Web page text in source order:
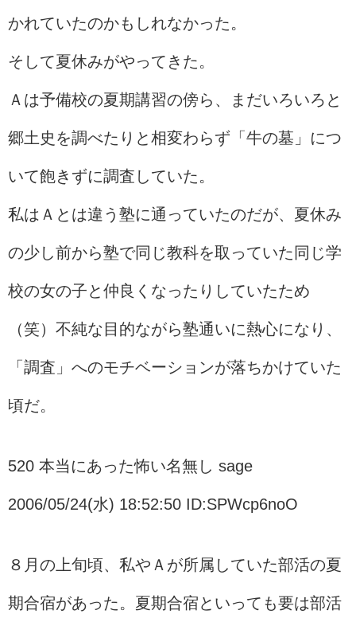
かれていたのかもしれなかった。
そして夏休みがやってきた。
Ａは予備校の夏期講習の傍ら、まだいろいろと
郷土史を調べたりと相変わらず「牛の墓」につ
いて飽きずに調査していた。
私はＡとは違う塾に通っていたのだが、夏休み
の少し前から塾で同じ教科を取っていた同じ学
校の女の子と仲良くなったりしていたため
（笑）不純な目的ながら塾通いに熱心になり、
「調査」へのモチベーションが落ちかけていた
頃だ。
520 本当にあった怖い名無し sage
2006/05/24(水) 18:52:50 ID:SPWcp6noO
８月の上旬頃、私やＡが所属していた部活の夏
期合宿があった。夏期合宿といっても要は部活